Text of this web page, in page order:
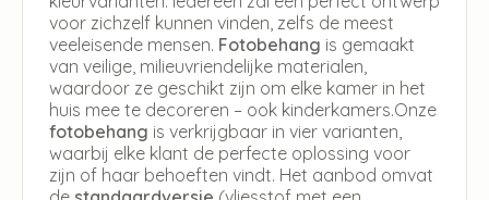
voor zichzelf kunnen vinden, zelfs de meest
veeleisende mensen. Fotobehang is gemaakt
van veilige, milieuvriendelijke materialen,
waardoor ze geschikt zijn om elke kamer in het
huis mee te decoreren – ook kinderkamers.Onze
fotobehang is verkrijgbaar in vier varianten,
waarbij elke klant de perfecte oplossing voor
zijn of haar behoeften vindt. Het aanbod omvat